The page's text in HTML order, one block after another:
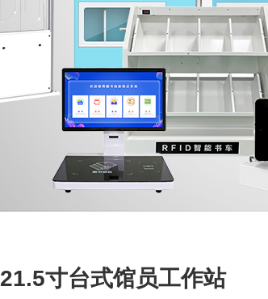
21.5寸台式馆员工作站